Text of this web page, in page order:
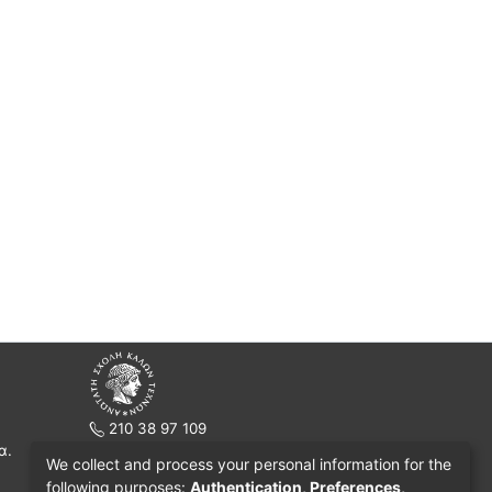
210 38 97 109
Πατησίων 42, Τ.Κ. 10682, Αθήνα
We collect and process your personal information for the
following purposes: Authentication, Preferences,